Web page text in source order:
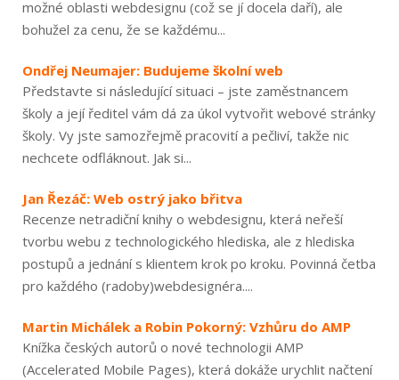
možné oblasti webdesignu (což se jí docela daří), ale
bohužel za cenu, že se každému...
Ondřej Neumajer: Budujeme školní web
Představte si následující situaci – jste zaměstnancem
školy a její ředitel vám dá za úkol vytvořit webové stránky
školy. Vy jste samozřejmě pracovití a pečliví, takže nic
nechcete odfláknout. Jak si...
Jan Řezáč: Web ostrý jako břitva
Recenze netradiční knihy o webdesignu, která neřeší
tvorbu webu z technologického hlediska, ale z hlediska
postupů a jednání s klientem krok po kroku. Povinná četba
pro každého (radoby)webdesignéra....
Martin Michálek a Robin Pokorný: Vzhůru do AMP
Knížka českých autorů o nové technologii AMP
(Accelerated Mobile Pages), která dokáže urychlit načtení